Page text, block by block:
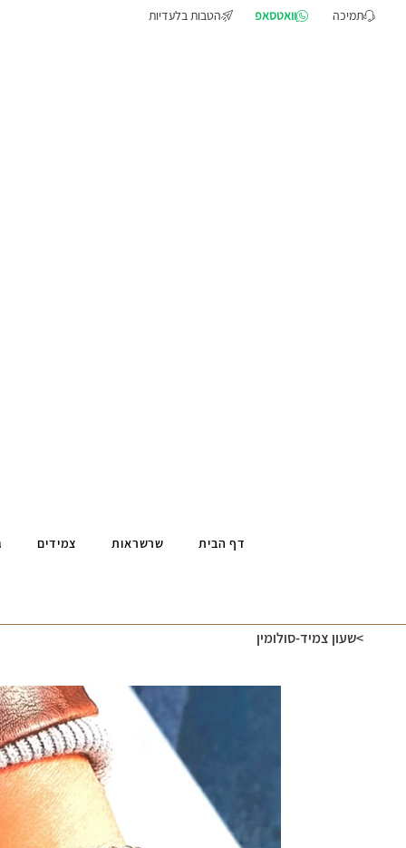
הטבות בלעדיות וואטסאפ תמיכה
דף הבית שרשראות צמידים
>שעון צמיד-סולומין